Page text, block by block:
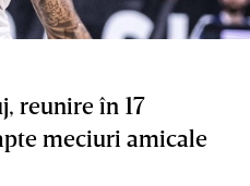
reunire în 17
meciuri amicale